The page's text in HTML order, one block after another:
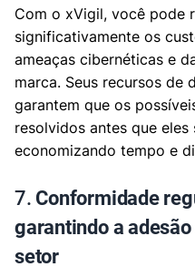
Com o xVigil, você pode
significativamente os
ameaças cibernéticas e
marca. Seus recursos de
garantem que os
resolvidos antes que eles
economizando tempo e
7. Conformidade
garantindo a
setor